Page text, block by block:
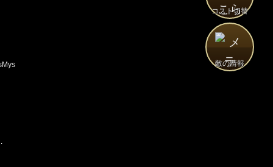
コスト切替
敵の情報